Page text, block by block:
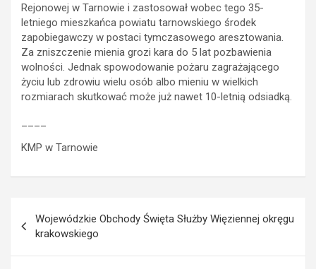
Rejonowej w Tarnowie i zastosował wobec tego 35-
letniego mieszkańca powiatu tarnowskiego środek
zapobiegawczy w postaci tymczasowego aresztowania.
Za zniszczenie mienia grozi kara do 5 lat pozbawienia
wolności. Jednak spowodowanie pożaru zagrażającego
życiu lub zdrowiu wielu osób albo mieniu w wielkich
rozmiarach skutkować może już nawet 10-letnią odsiadką.
KMP w Tarnowie
wpisu
Wojewódzkie Obchody Święta Służby Więziennej okręgu
krakowskiego